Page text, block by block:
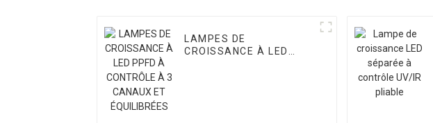
LAMPES DE
CROISSANCE À LED